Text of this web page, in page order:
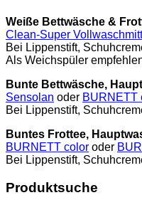
Weiße Bettwäsche &
Clean-Super
Bei Lippenstift,
Als Weichspüler
Bunte Bettwäsche,
Sensolan oder BURNETT
Bei Lippenstift,
Buntes Frottee,
BURNETT color oder
Bei Lippenstift,
Produktsuche